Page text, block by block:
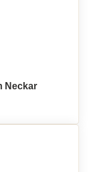
Neckar